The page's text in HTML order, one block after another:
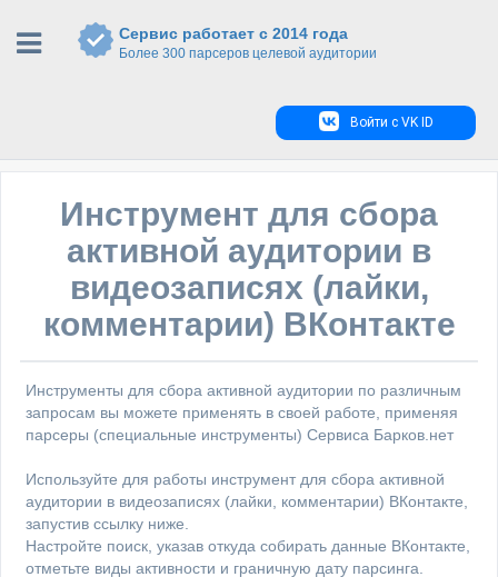
Сервис работает с 2014 года
Более 300 парсеров целевой аудитории
Войти с VK ID
Инструмент для сбора
активной аудитории в
видеозаписях (лайки,
комментарии) ВКонтакте
Инструменты для сбора активной аудитории по различным
запросам вы можете применять в своей работе, применяя
парсеры (специальные инструменты) Сервиса Барков.нет
Используйте для работы инструмент для сбора активной
аудитории в видеозаписях (лайки, комментарии) ВКонтакте,
запустив ссылку ниже.
Настройте поиск, указав откуда собирать данные ВКонтакте,
отметьте виды активности и граничную дату парсинга.